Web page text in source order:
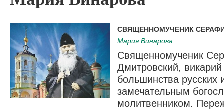
СВЯЩЕННОМУЧЕНИК
Мария Винарова
Священномученик
Дмитровский,
большинства
замечательным
молитвенником.